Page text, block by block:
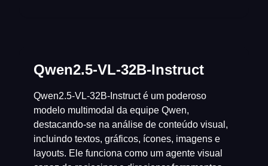
Qwen2.5-VL-32B-Instruct
Qwen2.5-VL-32B-Instruct é um poderoso
modelo multimodal da equipe Qwen,
destacando-se na análise de conteúdo visual,
incluindo textos, gráficos, ícones, imagens e
layouts. Ele funciona como um agente visual